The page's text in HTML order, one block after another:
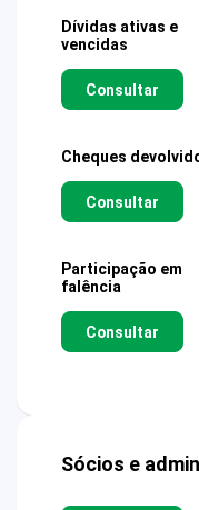
Dívidas ativas e
vencidas
Consultar
Cheques
Consultar
Participação em
falência
Consultar
Sócios e